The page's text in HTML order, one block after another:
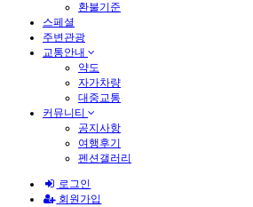
환불기준
스페셜
주변관광
교통안내
약도
자가차량
대중교통
커뮤니티
공지사항
여행후기
펜션갤러리
로그인
회원가입